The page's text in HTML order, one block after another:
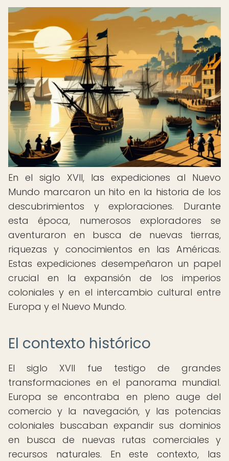
En el siglo XVII, las expediciones al Nuevo
Mundo marcaron un hito en la historia de los
descubrimientos y exploraciones. Durante
esta época, numerosos exploradores se
aventuraron en busca de nuevas tierras,
riquezas y conocimientos en las Américas.
Estas expediciones desempeñaron un papel
crucial en la expansión de los imperios
coloniales y en el intercambio cultural entre
Europa y el Nuevo Mundo.
El contexto histórico
El siglo XVII fue testigo de grandes
transformaciones en el panorama mundial.
Europa se encontraba en pleno auge del
comercio y la navegación, y las potencias
coloniales buscaban expandir sus dominios
en busca de nuevas rutas comerciales y
recursos naturales. En este contexto, las